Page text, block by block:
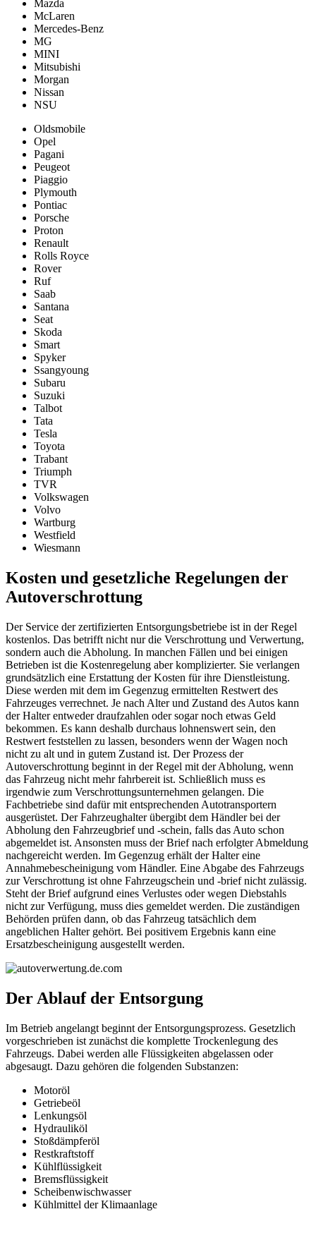
Mazda
McLaren
Mercedes-Benz
MG
MINI
Mitsubishi
Morgan
Nissan
NSU
Oldsmobile
Opel
Pagani
Peugeot
Piaggio
Plymouth
Pontiac
Porsche
Proton
Renault
Rolls Royce
Rover
Ruf
Saab
Santana
Seat
Skoda
Smart
Spyker
Ssangyoung
Subaru
Suzuki
Talbot
Tata
Tesla
Toyota
Trabant
Triumph
TVR
Volkswagen
Volvo
Wartburg
Westfield
Wiesmann
Kosten und gesetzliche Regelungen der
Autoverschrottung
Der Service der zertifizierten Entsorgungsbetriebe ist in der Regel
kostenlos. Das betrifft nicht nur die Verschrottung und Verwertung,
sondern auch die Abholung. In manchen Fällen und bei einigen
Betrieben ist die Kostenregelung aber komplizierter. Sie verlangen
grundsätzlich eine Erstattung der Kosten für ihre Dienstleistung.
Diese werden mit dem im Gegenzug ermittelten Restwert des
Fahrzeuges verrechnet. Je nach Alter und Zustand des Autos kann
der Halter entweder draufzahlen oder sogar noch etwas Geld
bekommen. Es kann deshalb durchaus lohnenswert sein, den
Restwert feststellen zu lassen, besonders wenn der Wagen noch
nicht zu alt und in gutem Zustand ist. Der Prozess der
Autoverschrottung beginnt in der Regel mit der Abholung, wenn
das Fahrzeug nicht mehr fahrbereit ist. Schließlich muss es
irgendwie zum Verschrottungsunternehmen gelangen. Die
Fachbetriebe sind dafür mit entsprechenden Autotransportern
ausgerüstet. Der Fahrzeughalter übergibt dem Händler bei der
Abholung den Fahrzeugbrief und -schein, falls das Auto schon
abgemeldet ist. Ansonsten muss der Brief nach erfolgter Abmeldung
nachgereicht werden. Im Gegenzug erhält der Halter eine
Annahmebescheinigung vom Händler. Eine Abgabe des Fahrzeugs
zur Verschrottung ist ohne Fahrzeugschein und -brief nicht zulässig.
Steht der Brief aufgrund eines Verlustes oder wegen Diebstahls
nicht zur Verfügung, muss dies gemeldet werden. Die zuständigen
Behörden prüfen dann, ob das Fahrzeug tatsächlich dem
angeblichen Halter gehört. Bei positivem Ergebnis kann eine
Ersatzbescheinigung ausgestellt werden.
Der Ablauf der Entsorgung
Im Betrieb angelangt beginnt der Entsorgungsprozess. Gesetzlich
vorgeschrieben ist zunächst die komplette Trockenlegung des
Fahrzeugs. Dabei werden alle Flüssigkeiten abgelassen oder
abgesaugt. Dazu gehören die folgenden Substanzen:
Motoröl
Getriebeöl
Lenkungsöl
Hydrauliköl
Stoßdämpferöl
Restkraftstoff
Kühlflüssigkeit
Bremsflüssigkeit
Scheibenwischwasser
Kühlmittel der Klimaanlage